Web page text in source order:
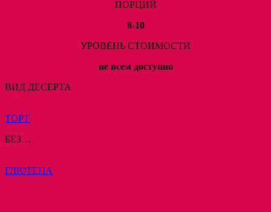
ПОРЦИЙ
8-10
УРОВЕНЬ СТОИМОСТИ
не всем доступно
ВИД ДЕСЕРТА
ТОРТ
БЕЗ…
ГЛЮТЕНА